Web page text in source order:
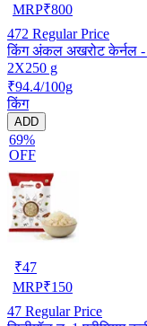
MRP₹800
472 Regular Price
किंग अंकल अखरोट केर्नल
2X250 g
₹94.4/100g
किंग
ADD
69%
OFF
₹47
MRP₹150
47 Regular Price